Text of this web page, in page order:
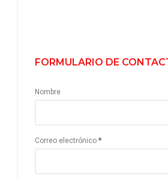
FORMULARIO DE
Nombre
Correo electrónico *